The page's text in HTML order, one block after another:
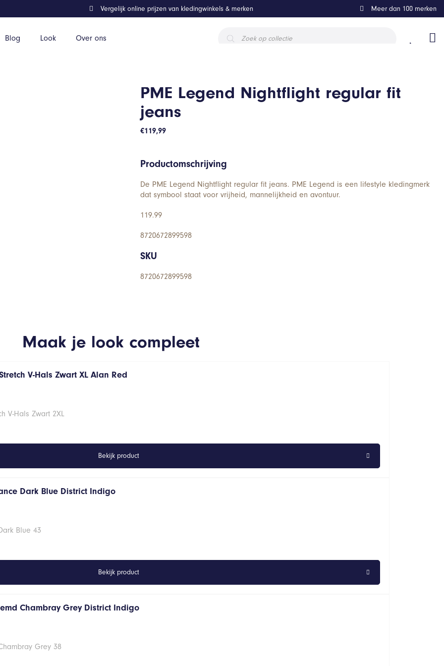
Blog Look Over ons
zoeken
Vergelijk online prijzen van kledingwinkels & merken Meer dan 100 merken
PME Legend Nightflight regular fit
jeans
€119,99
Productomschrijving
De PME Legend Nightflight regular fit jeans. PME Legend is een lifestyle kledingmerk
dat symbool staat voor vrijheid, mannelijkheid en avontuur.
119.99
8720672899598
SKU
8720672899598
Maak je look compleet
V-Hals Zwart XL Alan Red
V-Hals Zwart 2XL
Bekijk product
Dark Blue District Indigo
Blue 43
Bekijk product
Chambray Grey District Indigo
Grey 38